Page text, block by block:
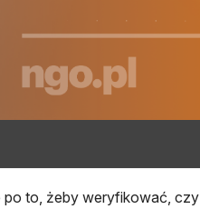
po to, żeby weryfikować, czy